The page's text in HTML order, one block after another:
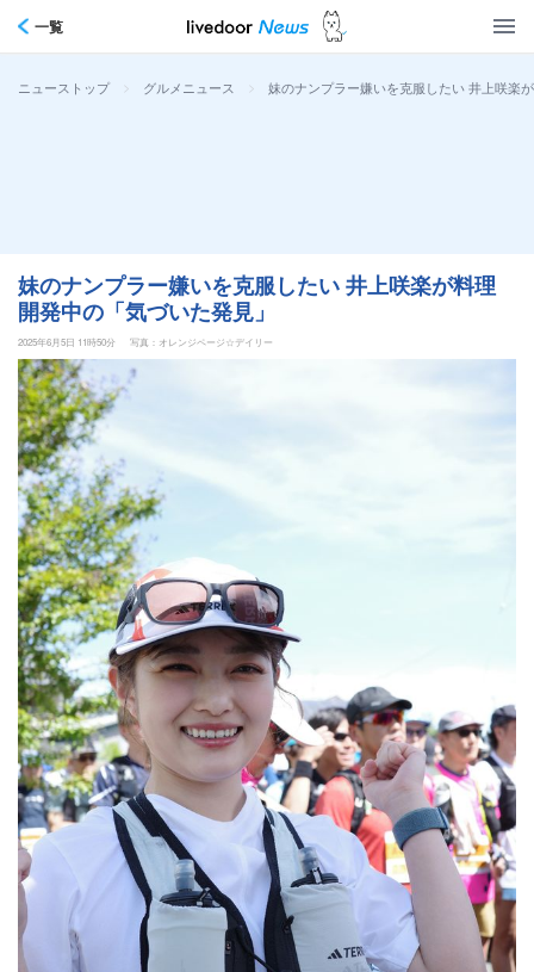
一覧
ニューストップ > グルメニュース > 妹のナンプラー嫌いを克服したい 井上咲楽
妹のナンプラー嫌いを克服したい 井上咲楽が料理
開発中の「気づいた発見」
2025年6月5日 11時50分 写真：オレンジページ☆デイリー